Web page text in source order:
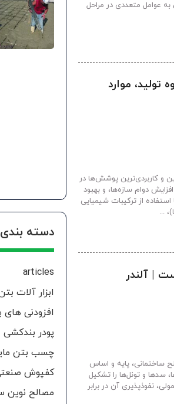
به عوامل متعددی در مراحل
موارد
و کاربردی‌ترین پوشش‌ها در
دوام سازه‌ها، و بهبود
استفاده از ترکیبات شیمیایی
...
| آلندر
ساختمانی، پایه و اساس
سدها و تونل‌ها را تشکیل
نفوذپذیری آن در برابر
دسته بندی
articles
ابزار آلات
افزودنی های
پودر بندکشی
چسب بتن
کفپوش
مصالح نوین